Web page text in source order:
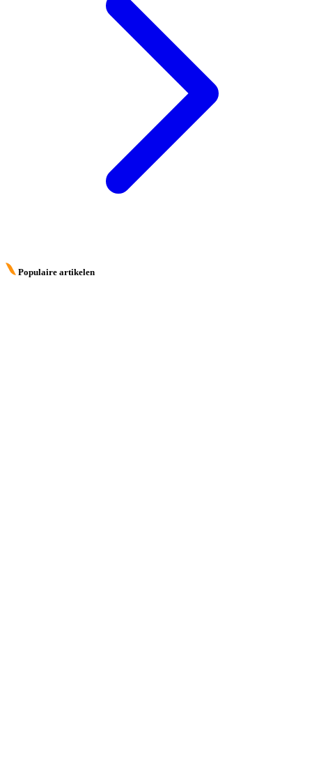
Populaire artikelen